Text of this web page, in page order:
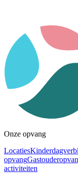
Onze opvang
Locaties
opvang
activiteiten